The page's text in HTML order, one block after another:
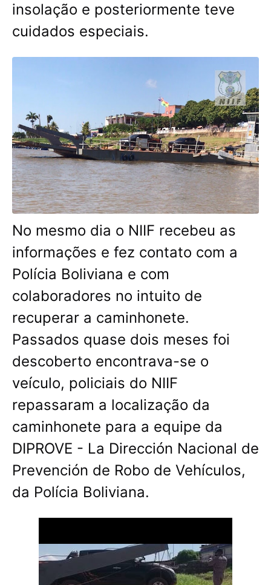
insolação e posteriormente teve
cuidados especiais.
No mesmo dia o NIIF recebeu as
informações e fez contato com a
Polícia Boliviana e com
colaboradores no intuito de
recuperar a caminhonete.
Passados quase dois meses foi
descoberto encontrava-se o
veículo, policiais do NIIF
repassaram a localização da
caminhonete para a equipe da
DIPROVE - La Dirección Nacional de
Prevención de Robo de Vehículos,
da Polícia Boliviana.